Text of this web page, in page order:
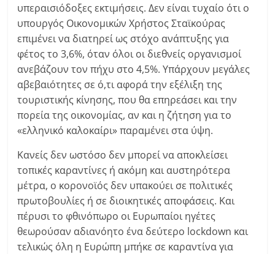
υπεραισιόδοξες εκτιμήσεις. Δεν είναι τυχαίο ότι ο
υπουργός Οικονομικών Χρήστος Σταϊκούρας
επιμένει να διατηρεί ως στόχο ανάπτυξης για
φέτος το 3,6%, όταν όλοι οι διεθνείς οργανισμοί
ανεβάζουν τον πήχυ στο 4,5%. Υπάρχουν μεγάλες
αβεβαιότητες σε ό,τι αφορά την εξέλιξη της
τουριστικής κίνησης, που θα επηρεάσει και την
πορεία της οικονομίας, αν και η ζήτηση για το
«ελληνικό καλοκαίρι» παραμένει στα ύψη.
Κανείς δεν ωστόσο δεν μπορεί να αποκλείσει
τοπικές καραντίνες ή ακόμη και αυστηρότερα
μέτρα, ο κορονοϊός δεν υπακούει σε πολιτικές
πρωτοβουλίες ή σε διοικητικές αποφάσεις. Και
πέρυσι το φθινόπωρο οι Ευρωπαίοι ηγέτες
θεωρούσαν αδιανόητο ένα δεύτερο lockdown και
τελικώς όλη η Ευρώπη μπήκε σε καραντίνα για